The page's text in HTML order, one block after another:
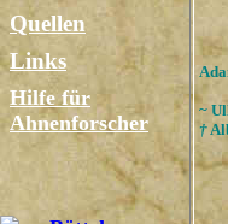
Quellen
Links
Hilfe für
Ahnenforscher
~
†